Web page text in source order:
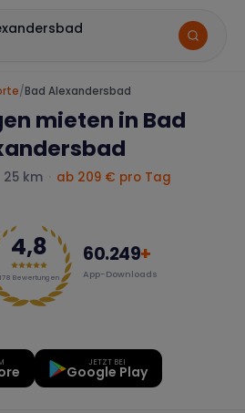
/Bad Alexandersbad
mieten in Bad
25 km ab 209 € pro Tag
4,8
178 Bewertungen
60.249+
App-Downloads
JETZT BEI
Google Play